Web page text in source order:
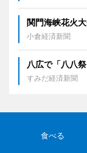
関門海峡花火
小倉経済新聞
八広で「八八
すみだ経済新聞
食べる